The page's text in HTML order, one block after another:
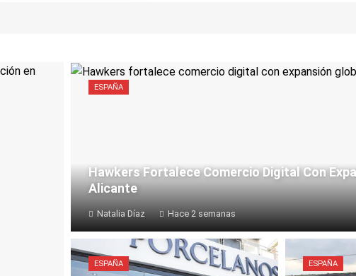
ESPAÑA
Hawkers Fortalece Comercio Digital Con
Alicante
Natalia Díaz Hace 2 semanas
ESPAÑA ESPAÑA